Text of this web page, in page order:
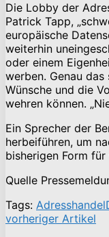
Die Lobby der
Patrick Tapp,
europäische
weiterhin
oder einem
werben. Genau
Wünsche und die
wehren können.
Ein Sprecher der
herbeiführen, um
bisherigen Form
Quelle
Tags: Adresshandel
vorheriger Artikel